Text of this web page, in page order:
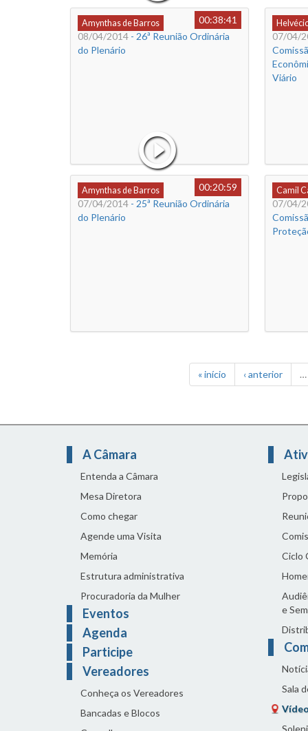
Amynthas de Barros
00:38:41
08/04/2014 - 26ª Reunião Ordinária
do Plenário
07/04/
Viário
Amynthas de Barros
00:20:59
07/04/2014 - 25ª Reunião Ordinária
do Plenário
Camil
07/04/
« início ‹ anterior …
A Câmara
Entenda a Câmara
Mesa Diretora
Como chegar
Agende uma Visita
Memória
Estrutura administrativa
Procuradoria da Mulher
Eventos
Agenda
Participe
Vereadores
Conheça os Vereadores
Bancadas e Blocos
Ciclo
e
Sala